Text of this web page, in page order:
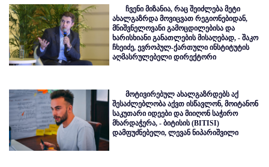
ჩვენი მიზანია, რაც შეიძლება მეტი
ახალგაზრდა მოვიცვათ რეგიონებიდან,
მნიშვნელოვანი გამოცდილებისა და
ხარისხიანი განათლების მისაღებად, - შაკო
ჩხეიძე, ევროპულ-ქართული ინსტიტუტის
აღმასრულებელი დირექტორი
მოტივირებულ ახალგაზრდებს აქ
შესაძლებლობა აქვთ ისწავლონ, მოიტანონ
საკუთარი იდეები და მიიღონ საჭირო
მხარდაჭერა, - ბიტისის (BITISI)
დამფუძნებელი, ლევან ნიპარიშვილი